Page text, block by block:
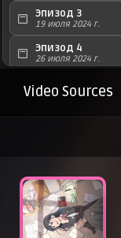
Эпизод 3
19 июля 2024 г.
Эпизод 4
26 июля 2024 г.
Эпизод 5
2 августа 2024 г.
Эпизод 8
23 августа 2024 г.
Эпизод 9
30 августа 2024 г.
Video Sources